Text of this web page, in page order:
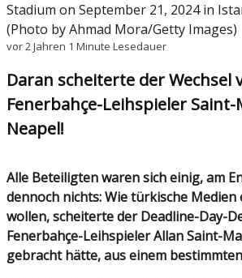
Stadium on September 21, 2024 in
(Photo by Ahmad Mora/Getty Images)
vor 2 Jahren 1 Minute Lesedauer
Daran scheiterte der Wechsel
Fenerbahçe-Leihspieler
Neapel!
Alle Beteiligten waren sich einig, am Ende wurde es
dennoch nichts: Wie türkische
wollen, scheiterte der Deadline-Day-
Fenerbahçe-Leihspieler Allan Saint-
gebracht hätte, aus einem